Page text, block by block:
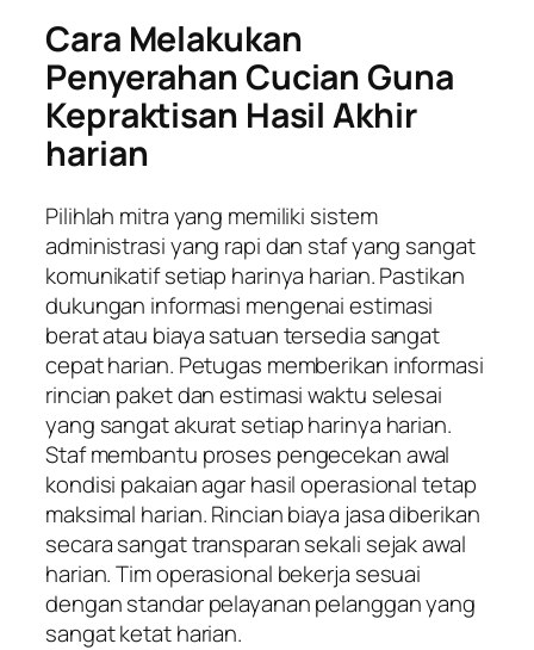
Cara Melakukan
Penyerahan Cucian Guna
Kepraktisan Hasil Akhir
harian
Pilihlah mitra yang memiliki sistem
administrasi yang rapi dan staf yang sangat
komunikatif setiap harinya harian. Pastikan
dukungan informasi mengenai estimasi
berat atau biaya satuan tersedia sangat
cepat harian. Petugas memberikan informasi
rincian paket dan estimasi waktu selesai
yang sangat akurat setiap harinya harian.
Staf membantu proses pengecekan awal
kondisi pakaian agar hasil operasional tetap
maksimal harian. Rincian biaya jasa diberikan
secara sangat transparan sekali sejak awal
harian. Tim operasional bekerja sesuai
dengan standar pelayanan pelanggan yang
sangat ketat harian.